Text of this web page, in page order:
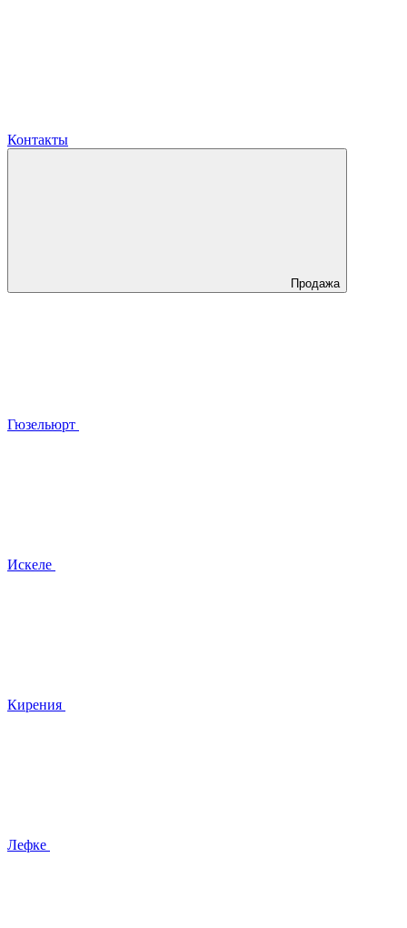
Контакты
Продажа
Гюзельюрт
Искеле
Кирения
Лефке